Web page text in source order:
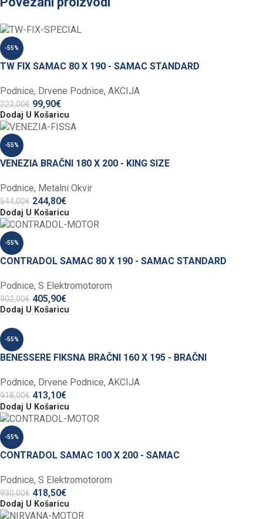
-55%
TW FIX SAMAC 80 X 190 - SAMAC STANDARD
Podnice, Drvene Podnice, AKCIJA
222,00€ 99,90€
Dodaj U Košaricu
-55%
VENEZIA BRAČNI 180 X 200 - KING SIZE
Podnice, Metalni Okvir
544,00€ 244,80€
Dodaj U Košaricu
-55%
CONTRADOL SAMAC 80 X 190 - SAMAC STANDARD
Podnice, S Elektromotorom
902,00€ 405,90€
Dodaj U Košaricu
-55%
BENESSERE FIKSNA BRAČNI 160 X 195 - BRAČNI
Podnice, Drvene Podnice, AKCIJA
918,00€ 413,10€
Dodaj U Košaricu
-55%
CONTRADOL SAMAC 100 X 200 - SAMAC
Podnice, S Elektromotorom
930,00€ 418,50€
Dodaj U Košaricu